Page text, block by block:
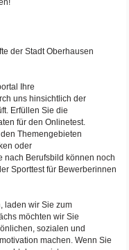
der Stadt Oberhausen
Ihre
uns hinsichtlich der
Erfüllen Sie die
für den Onlinetest.
Themengebieten
oder
nach Berufsbild können noch
Sporttest für Bewerberinnen
laden wir Sie zum
möchten wir Sie
sozialen und
machen. Wenn Sie